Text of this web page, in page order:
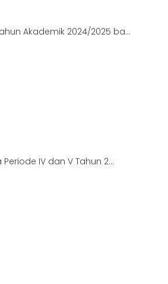
Akademik 2024/2025 ba...
IV dan V Tahun 2...